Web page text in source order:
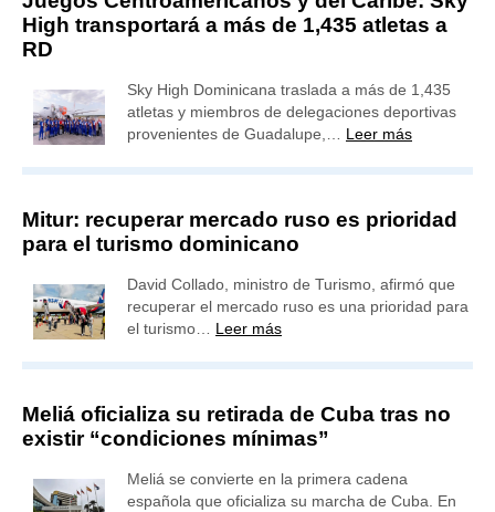
High transportará a más de 1,435 atletas a
RD
Sky High Dominicana traslada a más de 1,435
atletas y miembros de delegaciones deportivas
provenientes de Guadalupe,… Leer más
Mitur: recuperar mercado ruso es prioridad
para el turismo dominicano
David Collado, ministro de Turismo, afirmó que
recuperar el mercado ruso es una prioridad para
el turismo… Leer más
Meliá oficializa su retirada de Cuba tras no
existir “condiciones mínimas”
Meliá se convierte en la primera cadena
española que oficializa su marcha de Cuba. En